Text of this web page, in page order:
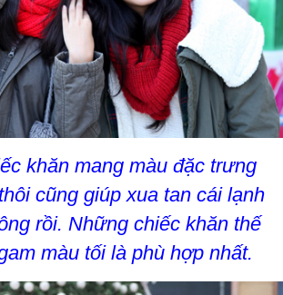
khăn mang màu đặc trưng
cũng giúp xua tan cái lạnh
rồi. Những chiếc khăn thế
màu tối là phù hợp nhất.